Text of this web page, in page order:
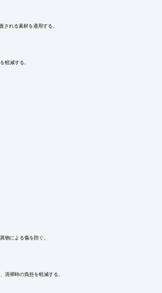
される素材を適用する。
軽減する。
物による傷を防ぐ。
清掃時の負担を軽減する。